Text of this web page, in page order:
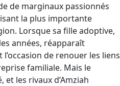
de marginaux passionnés
la plus importante
Lorsque sa fille adoptive,
années, réapparaît
de renouer les liens
familiale. Mais le
les rivaux d’Amziah